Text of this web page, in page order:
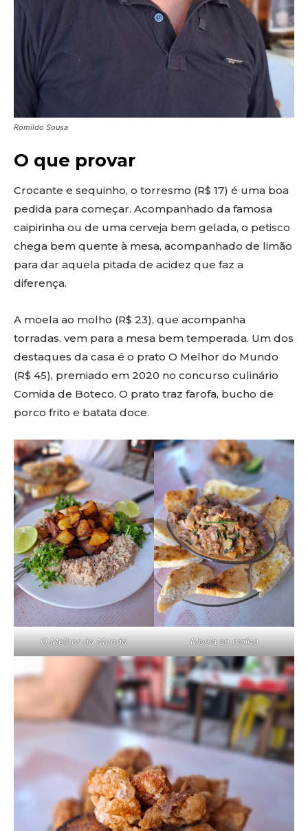
Romildo Sousa
O que provar
Crocante e sequinho, o torresmo (R$ 17) é uma boa
pedida para começar. Acompanhado da famosa
caipirinha ou de uma cerveja bem gelada, o petisco
chega bem quente à mesa, acompanhado de limão
para dar aquela pitada de acidez que faz a
diferença.
A moela ao molho (R$ 23), que acompanha
torradas, vem para a mesa bem temperada. Um dos
destaques da casa é o prato O Melhor do Mundo
(R$ 45), premiado em 2020 no concurso culinário
Comida de Boteco. O prato traz farofa, bucho de
porco frito e batata doce.
O Melhor do Mundo Moela ao molho